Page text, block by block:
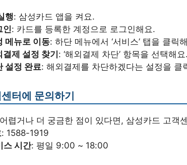
행: 삼성카드 앱을 켜요.
인: 카드를 등록한 계정으로 로그인해요.
메뉴로 이동: 하단 메뉴에서 ‘서비스’ 탭을 클릭
결제 설정 찾기 : ‘해외결제 차단’ 항목을 선택해요.
설정 완료: 해외결제를 차단하겠다는 설정을 클
터에 문의하기
렵거나 더 궁금한 점이 있다면, 삼성카드 고객
: 1588-1919
스 시간: 평일 9:00 ~ 18:00